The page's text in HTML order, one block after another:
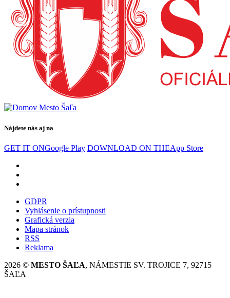
Nájdete nás aj na
GET IT ONGoogle Play DOWNLOAD ON THEApp Store
GDPR
Vyhlásenie o prístupnosti
Grafická verzia
Mapa stránok
RSS
Reklama
2026 © MESTO ŠAĽA, NÁMESTIE SV. TROJICE 7, 92715
ŠAĽA